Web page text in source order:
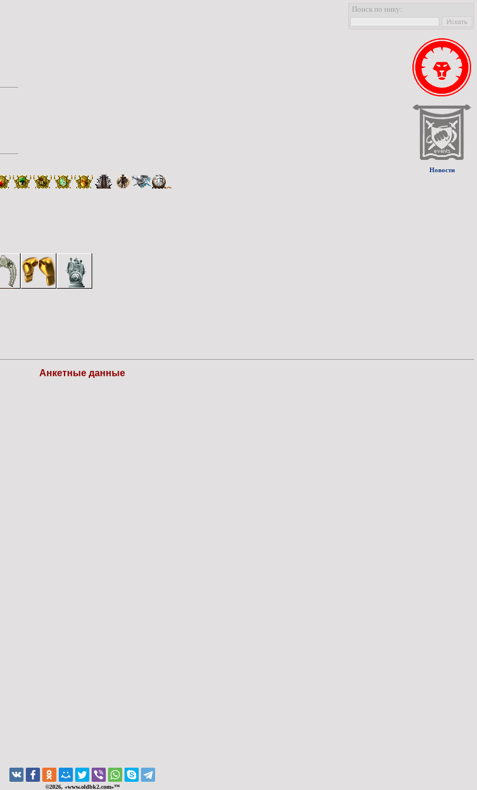
Поиск по нику:
Искать
Новости
Анкетные данные
©2026, «www.oldbk2.com»™